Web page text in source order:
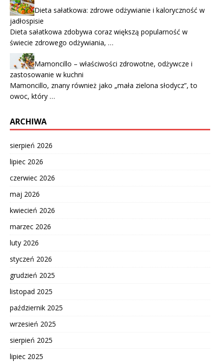
Dieta sałatkowa: zdrowe odżywianie i kaloryczność w
jadłospisie
Dieta sałatkowa zdobywa coraz większą popularność w
świecie zdrowego odżywiania, …
Mamoncillo – właściwości zdrowotne, odżywcze i
zastosowanie w kuchni
Mamoncillo, znany również jako „mała zielona słodycz”, to
owoc, który …
ARCHIWA
sierpień 2026
lipiec 2026
czerwiec 2026
maj 2026
kwiecień 2026
marzec 2026
luty 2026
styczeń 2026
grudzień 2025
listopad 2025
październik 2025
wrzesień 2025
sierpień 2025
lipiec 2025